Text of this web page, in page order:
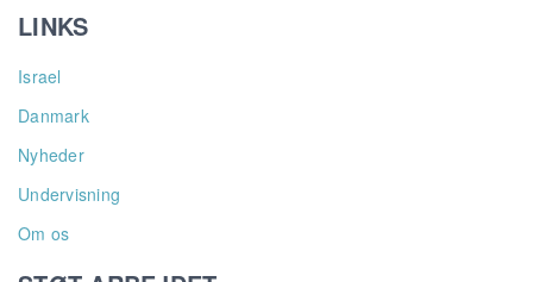
LINKS
Israel
Danmark
Nyheder
Undervisning
Om os